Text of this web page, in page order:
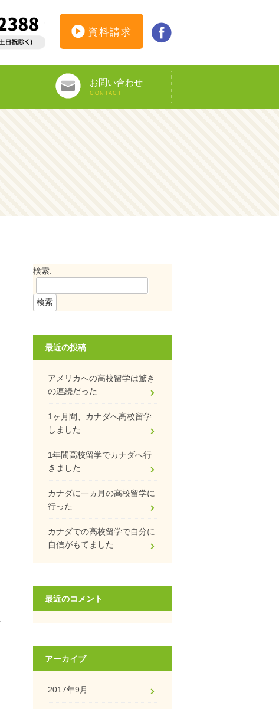
資料請求
お問い合わせ
CONTACT
カウンセリング予約
資料請求
オンライン申し込み
インターンシップ仮登録
ビザ申請サポート
DS-160
検索:
最近の投稿
アメリカへの高校留学は驚き
の連続だった
1ヶ月間、カナダへ高校留学
しました
1年間高校留学でカナダへ行
きました
カナダに一ヵ月の高校留学に
行った
カナダでの高校留学で自分に
自信がもてました
最近のコメント
アーカイブ
2017年9月